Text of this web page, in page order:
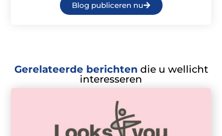
Blog publiceren nu
Gerelateerde berichten die u wellicht
interesseren